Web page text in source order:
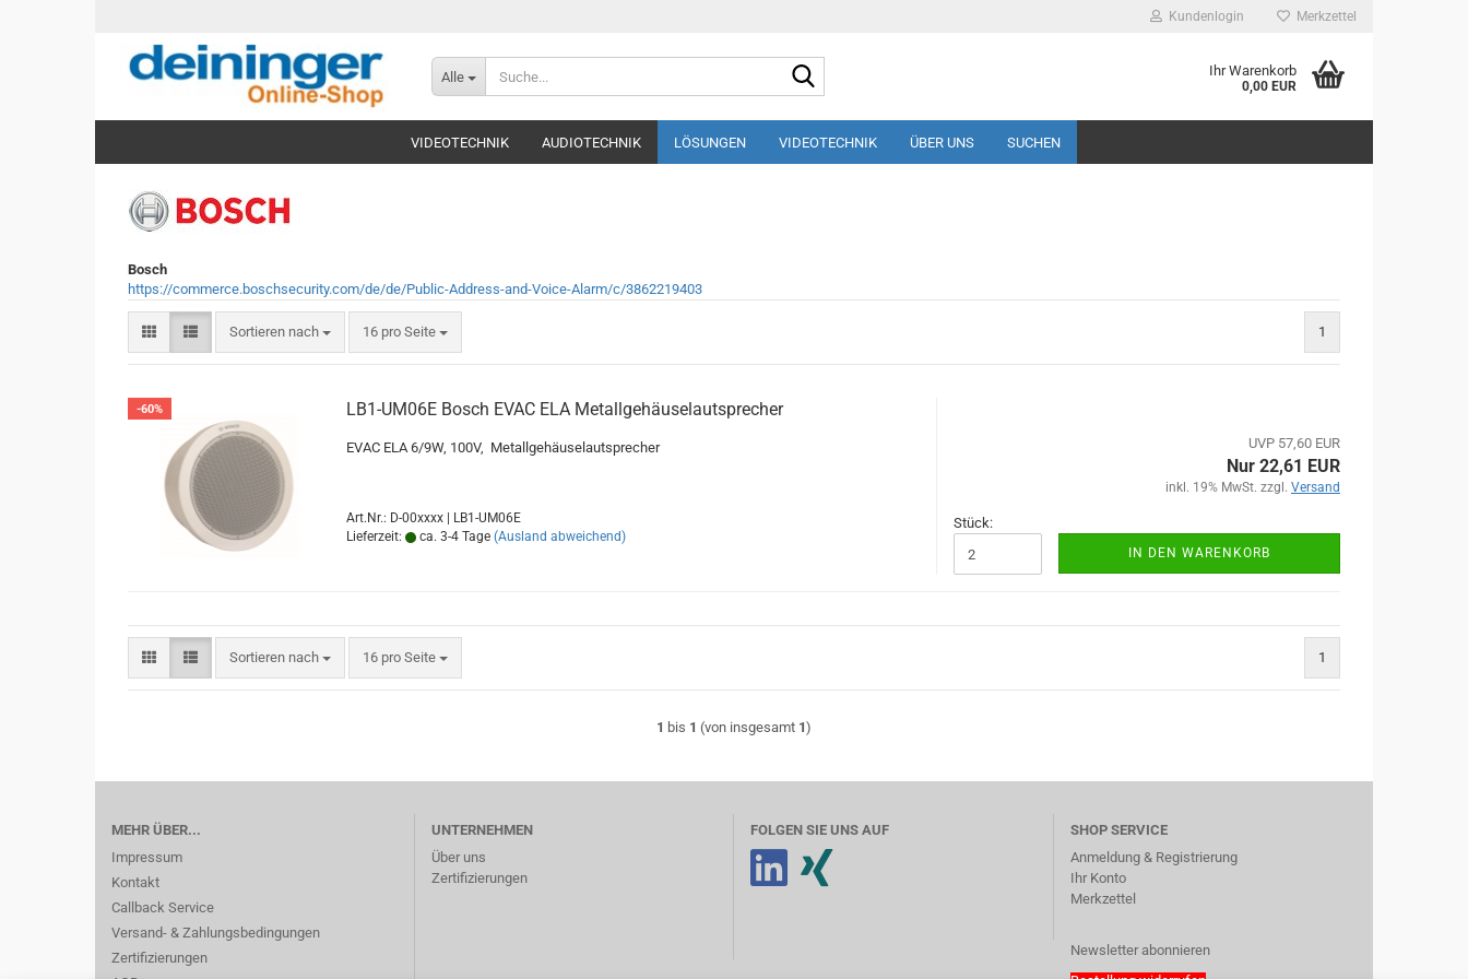
Kundenlogin Merkzettel
Alle Ihr Warenkorb
0,00 EUR
VIDEOTECHNIK AUDIOTECHNIK LÖSUNGEN VIDEOTECHNIK ÜBER UNS SUCHEN
Bosch
https://commerce.boschsecurity.com/de/de/Public-Address-and-Voice-Alarm/c/3862219403
Sortieren nach
Sortieren nach 16 pro Seite
pro Seite 1
-60% LB1-UM06E Bosch EVAC ELA Metallgehäuselautsprecher
EVAC ELA 6/9W, 100V, Metallgehäuselautsprecher
Art.Nr.: D-00xxxx | LB1-UM06E
Lieferzeit:
ca. 3-4 Tage (Ausland abweichend)
UVP 57,60 EUR
Nur 22,61 EUR
inkl. 19% MwSt. zzgl. Versand
Stück:
IN DEN WARENKORB
Sortieren nach
Sortieren nach 16 pro Seite
pro Seite 1
1 bis 1 (von insgesamt 1)
MEHR ÜBER...
Impressum
Kontakt
Callback Service
Versand- & Zahlungsbedingungen
Zertifizierungen
UNTERNEHMEN
Über uns
Zertifizierungen
FOLGEN SIE UNS AUF
SHOP SERVICE
Anmeldung & Registrierung
Ihr Konto
Merkzettel
Newsletter abonnieren